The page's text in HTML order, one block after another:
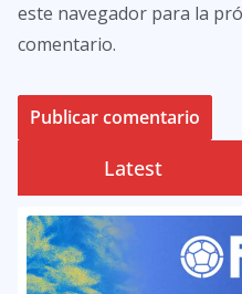
este navegador para la
comentario.
Latest